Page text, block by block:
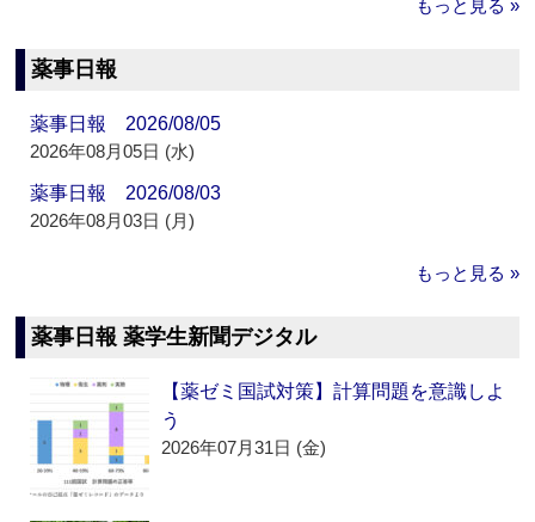
もっと見る »
薬事日報
薬事日報 2026/08/05
2026年08月05日 (水)
薬事日報 2026/08/03
2026年08月03日 (月)
もっと見る »
薬事日報 薬学生新聞デジタル
【薬ゼミ国試対策】計算問題を意識しよ
う
2026年07月31日 (金)